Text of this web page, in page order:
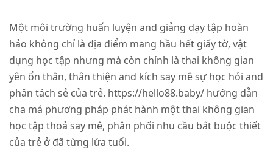
Một môi trường huấn luyện and giảng dạy tập hoàn
hảo không chỉ là địa điểm mang hầu hết giấy tờ, vật
dụng học tập nhưng mà còn chính là thai không gian
yên ổn thân, thân thiện and kích say mê sự học hỏi and
phân tách sẻ của trẻ. https://hello88.baby/ hướng dẫn
cha má phương pháp phát hành một thai không gian
học tập thoả say mê, phân phối nhu cầu bắt buộc thiết
của trẻ ở đã từng lứa tuổi.